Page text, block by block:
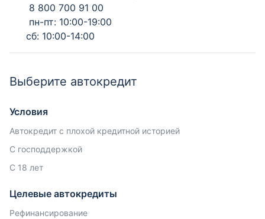
8 800 700 91 00
пн-пт: 10:00-19:00
сб: 10:00-14:00
Выберите автокредит
Условия
Автокредит с плохой кредитной историей
С господдержкой
С 18 лет
Целевые автокредиты
Рефинансирование